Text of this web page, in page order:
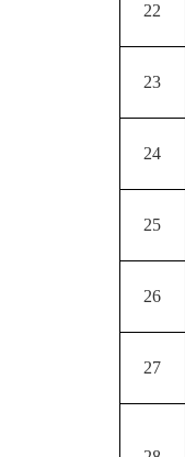
22
23
24
25
26
27